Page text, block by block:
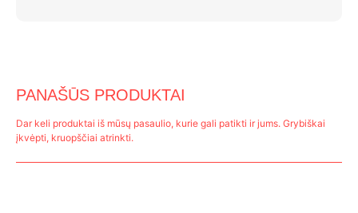
PANAŠŪS PRODUKTAI
Dar keli produktai iš mūsų pasaulio, kurie gali patikti ir jums. Grybiškai
įkvėpti, kruopščiai atrinkti.